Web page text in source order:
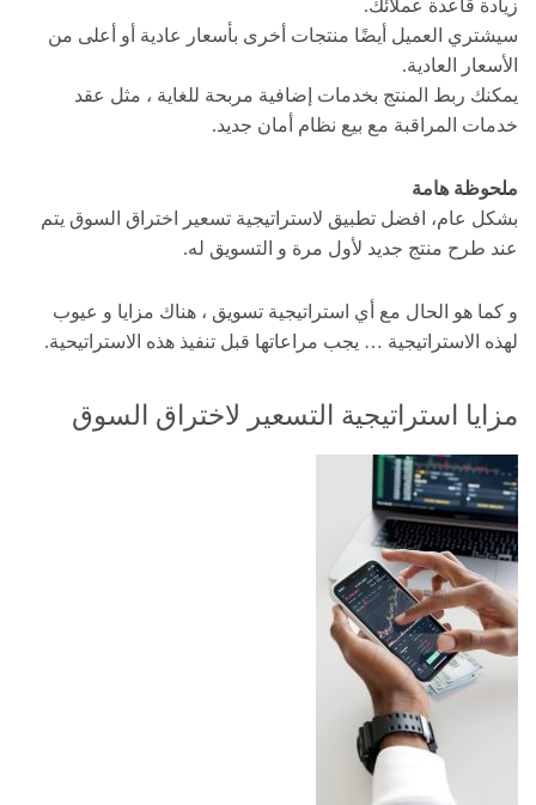
زيادة قاعدة عملائك.
سيشتري العميل أيضًا منتجات أخرى بأسعار عادية أو أعلى من
الأسعار العادية.
يمكنك ربط المنتج بخدمات إضافية مربحة للغاية ، مثل عقد
خدمات المراقبة مع بيع نظام أمان جديد.
ملحوظة هامة
بشكل عام، افضل تطبيق لاستراتيجية تسعير اختراق السوق يتم
عند طرح منتج جديد لأول مرة و التسويق له.
و كما هو الحال مع أي استراتيجية تسويق ، هناك مزايا و عيوب
لهذه الاستراتيجية … يجب مراعاتها قبل تنفيذ هذه الاستراتيحية.
مزايا استراتيجية التسعير لاختراق السوق